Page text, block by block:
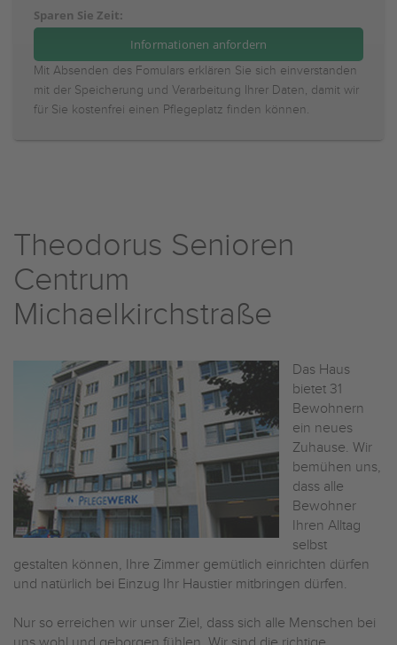
Sparen Sie Zeit:
Mit Absenden des Fomulars erklären Sie sich einverstanden
mit der Speicherung und Verarbeitung Ihrer Daten, damit wir
für Sie kostenfrei einen Pflegeplatz finden können.
Theodorus Senioren
Centrum
Michaelkirchstraße
Das Haus
bietet 31
Bewohnern
ein neues
Zuhause. Wir
bemühen uns,
dass alle
Bewohner
Ihren Alltag
selbst
gestalten können, Ihre Zimmer gemütlich einrichten dürfen
und natürlich bei Einzug Ihr Haustier mitbringen dürfen.
Nur so erreichen wir unser Ziel, dass sich alle Menschen bei